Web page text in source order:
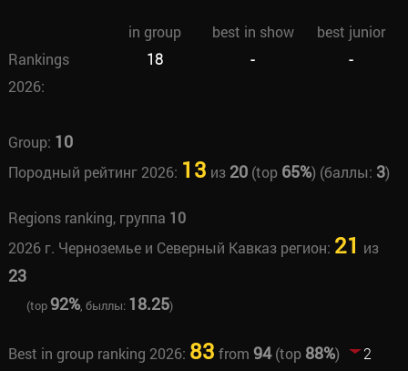
in group best in show
best junior
Rankings
2026:
18 - -
Group: 10
Породный рейтинг 2026: 13 из 20(top 65%) (баллы: 3)
Regions ranking, группа 10
2026 г. Черноземье и Северный Кавказ регион: 21 из
23
(top92%, быллы: 18.25)
Best in group ranking 2026: 83 from 94(top 88%)
2